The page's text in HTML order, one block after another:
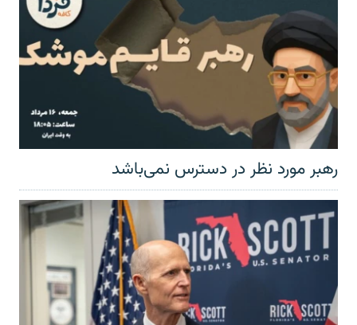
رهبر مورد نظر در دسترس نمی‌باشد